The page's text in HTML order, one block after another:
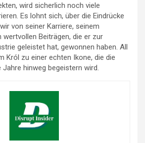
wird sicherlich noch viele
Es lohnt sich, über die Eindrücke
von seiner Karriere, seinem
wertvollen Beiträgen, die er zur
geleistet hat, gewonnen haben. All
Król zu einer echten Ikone, die die
hinweg begeistern wird.